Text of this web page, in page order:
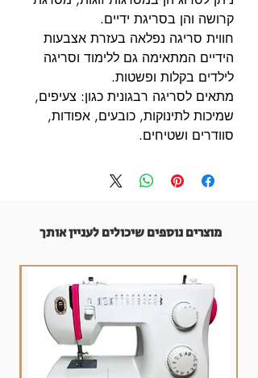
קרושה והן בסריגת ידיים.
חווית סריגה נפלאה בעזרת אצבעות
הידיים המתאימה גם ללימוד וסריגה
לילדים בקלות ופשטות.
מתאים לסריגה רבגונית כגון: צעיפים,
שמיכות לתינוקות, כובעים, אפודות,
סוודרים ושטיחים.
מוצרים נוספים שיכולים לעניין אותך